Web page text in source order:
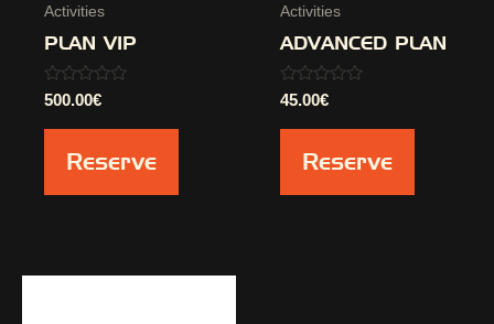
Activities
PLAN VIP
Valorado
con
0
500.00€
Reserve
Activities
ADVANCED PLAN
Valorado
con
0
45.00€
Reserve